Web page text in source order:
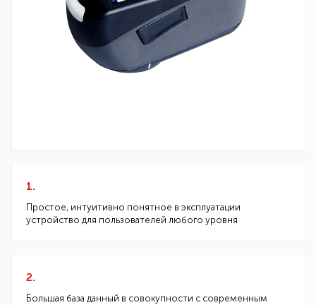
1.
Простое, интуитивно понятное в эксплуатации
устройство для пользователей любого уровня
2.
Большая база данный в совокупности с современным